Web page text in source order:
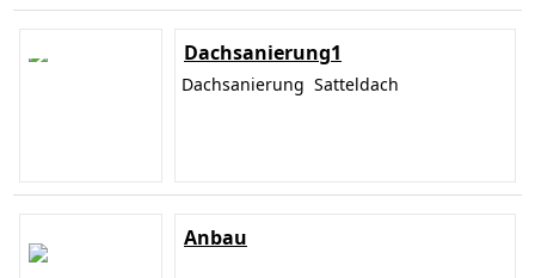
Dachsanierung1
Dachsanierung Satteldach
Anbau